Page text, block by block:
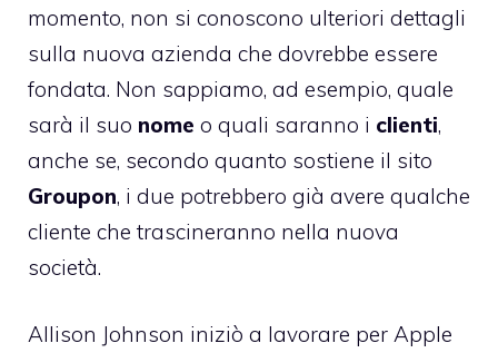
momento, non si conoscono ulteriori dettagli
sulla nuova azienda che dovrebbe essere
fondata. Non sappiamo, ad esempio, quale
sarà il suo nome o quali saranno i clienti,
anche se, secondo quanto sostiene il sito
Groupon, i due potrebbero già avere qualche
cliente che trascineranno nella nuova
società.
Allison Johnson iniziò a lavorare per Apple